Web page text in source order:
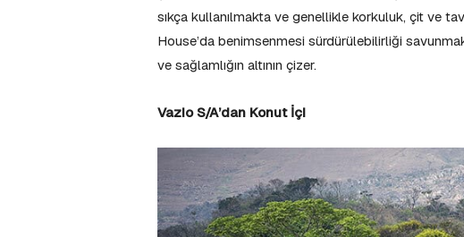
sıkça kullanılmakta ve genellikle korkuluk, çit ve
House’da benimsenmesi sürdürülebilirliği
ve sağlamlığın altının çizer.
Vazio S/A’dan Konut İçi